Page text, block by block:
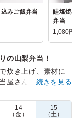
みご飯弁当
鮭塩焼&
弁当
1,080円
の山梨弁当！
炊き上げ、素材に
屋さんです。様々
を用意しました。
700円～2,700円
…続きを見る
14
（金）
15
（土）